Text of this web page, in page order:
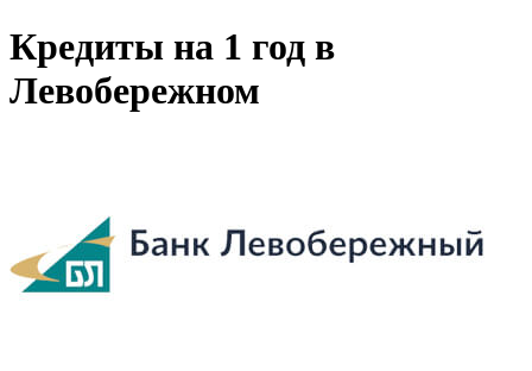
Кредиты на 1 год в
Левобережном